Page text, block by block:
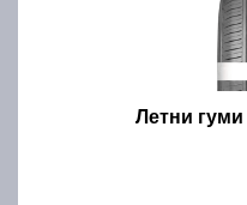
Летни гуми